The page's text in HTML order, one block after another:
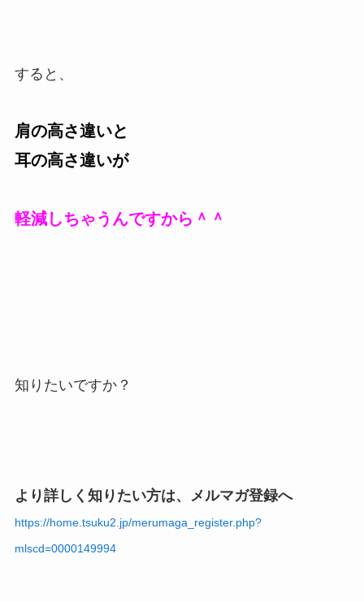
すると、
肩の高さ違いと
耳の高さ違いが
軽減しちゃうんですから＾＾
知りたいですか？
より詳しく知りたい方は、メルマガ登録へ
https://home.tsuku2.jp/merumaga_register.php?
mlscd=0000149994